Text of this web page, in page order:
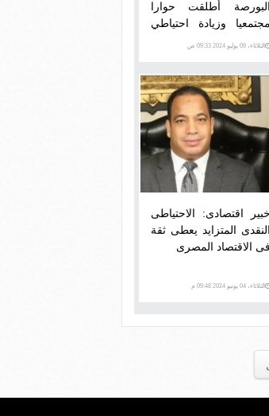
البورصة أطلقت حوارا
مجتمعيا وزيادة احتياطي
النقد وشركات أجنبية
الثلاثاء، 09 يوليو 2024 09:33 ص
خبير اقتصادى: الاحتياطى
النقدى المتزايد يعطى ثقة
فى الاقتصاد المصرى
الثلاثاء، 04 يونيو 2024 09:48 م